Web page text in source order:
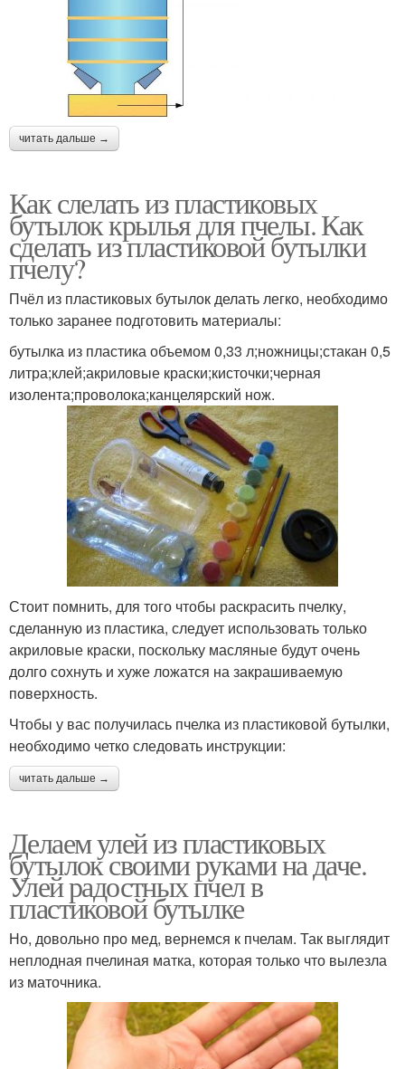
читать дальше →
Как слелать из пластиковых
бутылок крылья для пчелы. Как
сделать из пластиковой бутылки
пчелу?
Пчёл из пластиковых бутылок делать легко, необходимо
только заранее подготовить материалы:
бутылка из пластика объемом 0,33 л;ножницы;стакан 0,5
литра;клей;акриловые краски;кисточки;черная
изолента;проволока;канцелярский нож.
Стоит помнить, для того чтобы раскрасить пчелку,
сделанную из пластика, следует использовать только
акриловые краски, поскольку масляные будут очень
долго сохнуть и хуже ложатся на закрашиваемую
поверхность.
Чтобы у вас получилась пчелка из пластиковой бутылки,
необходимо четко следовать инструкции:
читать дальше →
Делаем улей из пластиковых
бутылок своими руками на даче.
Улей радостных пчел в
пластиковой бутылке
Но, довольно про мед, вернемся к пчелам. Так выглядит
неплодная пчелиная матка, которая только что вылезла
из маточника.